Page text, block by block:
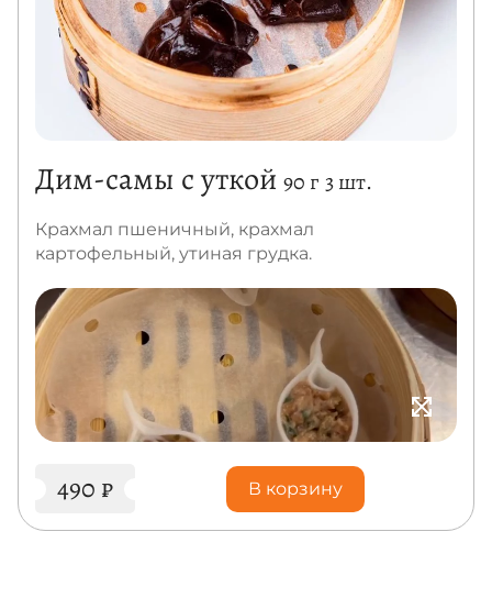
Дим-самы с уткой 90 г 3 шт.
Крахмал пшеничный, крахмал
картофельный, утиная грудка.
490 ₽ В корзину